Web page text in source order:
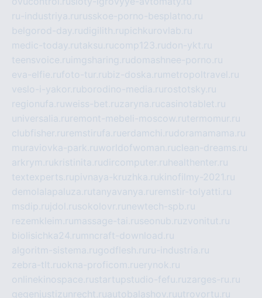
ru-industriya.ru russkoe-porno-besplatno.ru
belgorod-day.rudigilith.rupichkurovlab.ru
medic-today.rutaksu.rucomp123.rudon-ykt.ru
teensvoice.ru imgsharing.rudomashnee-porno.ru
eva-elfie.rufoto-tur.rubiz-doska.ru metropoltravel.ru
veslo-i-yakor.ruborodino-media.ru rostotsky.ru
regionufa.ruweiss-bet.ruzaryna.rucasinotablet.ru
universalia.ru remont-mebeli-moscow.rutermomur.ru
clubfisher.ru remstirufa.ruerdamchi.rudoramamama.ru
muraviovka-park.ruworldofwoman.ruclean-dreams.ru
arkrym.rukristinita.rudircomputer.ru healthenter.ru
textexperts.rupivnaya-kruzhka.rukinofilmy-2021.ru
demolalapaluza.rutanyavanya.ru remstir-tolyatti.ru
msdip.ru jdol.rusokolovr.ru newtech-spb.ru
rezemkleim.ru massage-tai.ruseonub.ruzvonitut.ru
biolisichka24.ru mncraft-download.ru
algoritm-sistema.rugodflesh.ru ru-industria.ru
zebra-tlt.ruokna-proficom.ruerynok.ru
onlinekinospace.rustartupstudio-fefu.ruzarges-ru.ru
gegenjustizunrecht.ruautobalashov.ruutrovortu.ru